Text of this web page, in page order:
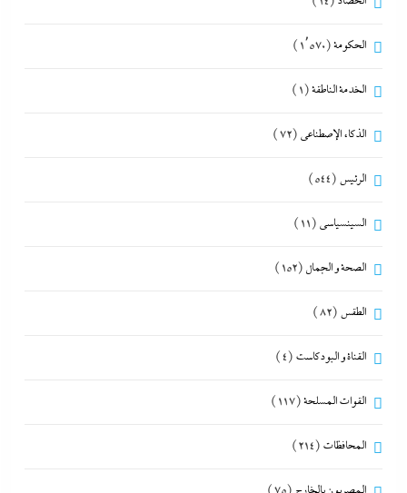
الحكومة(1٬570)
الخدمة الناطقة(1)
الذكاء الإصطناعي (72)
الرئيس (544)
السينسياسي (11)
الصحة و الجمال (152)
الطقس (82)
القناة و البودكاست (4)
القوات المسلحة(117)
المحافظات (214)